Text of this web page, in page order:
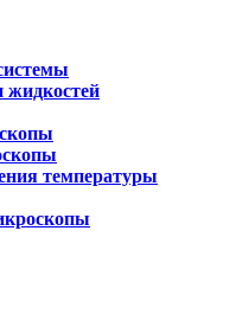
жидкостей
температуры